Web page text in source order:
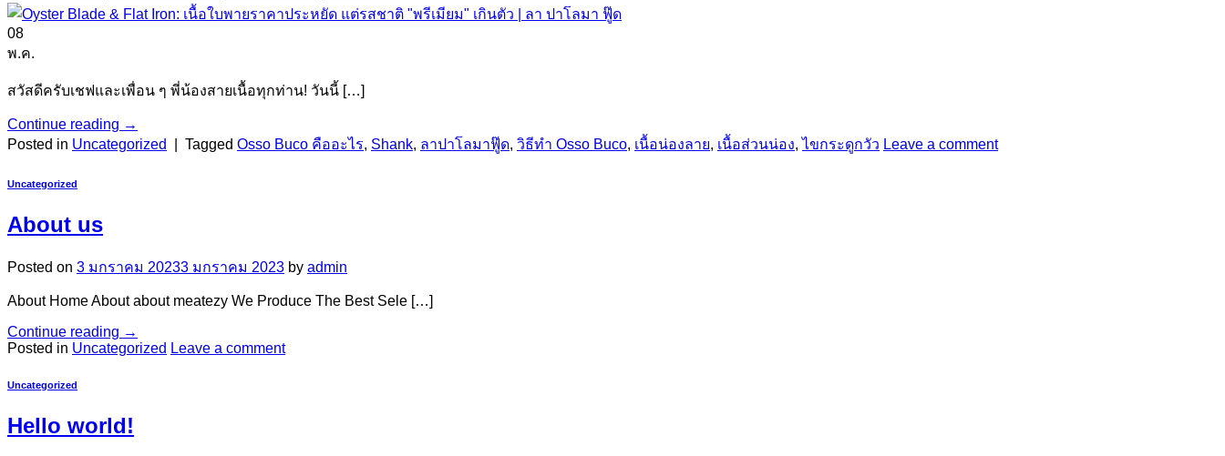
08
พ.ค.
สวัสดีครับเชฟและเพื่อน ๆ พี่น้องสายเนื้อทุกท่าน! วันนี้ […]
Continue reading →
Posted in Uncategorized Tagged Osso Buco คืออะไร, Shank, ลาปาโลมาฟู๊ด, วิธีทำ Osso Buco, เนื้อน่องลาย, เนื้อส่วนน่อง,ไขกระดูกวัว Leave a comment
Uncategorized
About us
Posted on 3 มกราคม 20233 มกราคม 2023 by admin
About Home About about meatezy We Produce The Best Sele […]
Continue reading →
Posted in Uncategorized Leave a comment
Uncategorized
Hello world!